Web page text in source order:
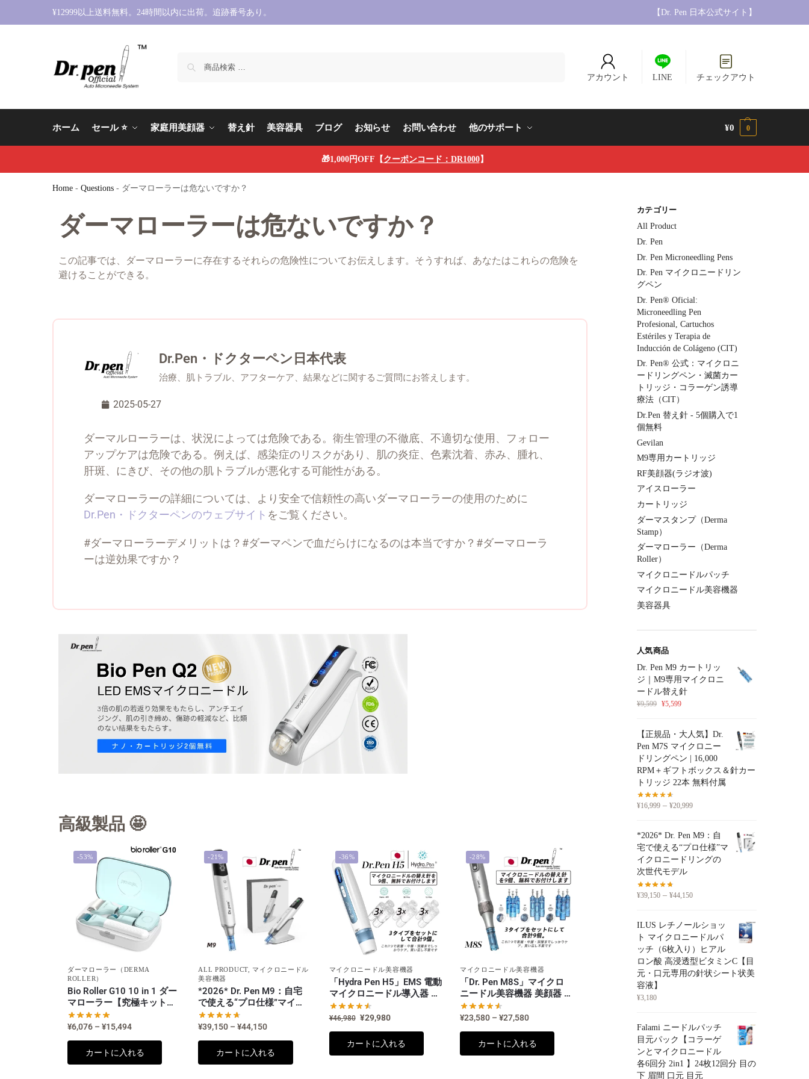
¥12999以上送料無料。24時間以内に出荷。追跡番号あり。 【Dr. Pen 日本公式サイト】
アカウント LINE チェックアウト
ホーム セール ⭐️ 家庭用美顔器 替え針 美容器具 ブログ お知らせ お問い合わせ 他のサポート ¥0 0
🎁1,000円OFF【 クーポンコード：DR1000】
Home - Questions - ダーマローラーは危ないですか？
ダーマローラーは危ないですか？
この記事では、ダーマローラーに存在するそれらの危険性についてお伝えします。そうすれば、あなたはこれらの危険を
避けることができる。
Dr.Pen・ドクターペン日本代表
治療、肌トラブル、アフターケア、結果などに関するご質問にお答えします。
2025-05-27
ダーマルローラーは、状況によっては危険である。衛生管理の不徹底、不適切な使用、フォロー
アップケアは危険である。例えば、感染症のリスクがあり、肌の炎症、色素沈着、赤み、腫れ、
肝斑、にきび、その他の肌トラブルが悪化する可能性がある。
ダーマローラーの詳細については、より安全で信頼性の高いダーマローラーの使用のために
Dr.Pen・ドクターペンのウェブサイト をご覧ください。
#ダーマローラーデメリットは？#ダーマペンで血だらけになるのは本当ですか？#ダーマローラ
ーは逆効果ですか？
高級製品 🤩
-53%
ダーマローラー（DERMA
ROLLER）
Bio Roller G10 10 in 1 ダー
マローラー【究極キット＆
針長0.25/0.5/1.5mm】
¥6,076 – ¥15,494
カートに入れる
-21%
ALL PRODUCT
マイクロニードル
美容機器
*2026* Dr. Pen M9：自宅
で使える“プロ仕様”マイク
ロニードリングの次世代モ
デル
¥39,150 –¥44,150
カートに入れる
-36%
マイクロニードル美容機器
「Hydra Pen H5」EMS 電動
マイクロニードル導入器 ✿
最新の電流マイクロニード
ル美容機器
¥46,980 ¥29,980
カートに入れる
-28%
マイクロニードル美容機器
「Dr. Pen M8S」マイクロ
ニードル美容機器 美顔器 ✿
更新版 電動ダーマスタンプ
¥23,580 – ¥27,580
カートに入れる
カテゴリー
All Product
Dr. Pen
Dr. Pen Microneedling Pens
Dr. Pen マイクロニードリン
グペン
Dr. Pen® Oficial:
Microneedling Pen
Profesional, Cartuchos
Estériles y Terapia de
Inducción de Colágeno (CIT)
Dr. Pen® 公式：マイクロニ
ードリングペン・滅菌カー
トリッジ・コラーゲン誘導
療法（CIT）
Dr.Pen 替え針 - 5個購入で1
個無料
Gevilan
M9専用カートリッジ
RF美顔器(ラジオ波)
アイスローラー
カートリッジ
ダーマスタンプ（Derma
Stamp）
ダーマローラー（Derma
Roller）
マイクロニードルパッチ
マイクロニードル美容機器
美容器具
人気商品
Dr. Pen M9 カートリッ
ジ｜M9専用マイクロニ
ードル替え針
¥9,599 ¥5,599
【正規品・大人気】Dr.
Pen M7S マイクロニー
ドリングペン | 16,000
RPM＋ギフトボックス＆針カー
トリッジ 22本 無料付属
¥16,999 –¥20,999
*2026* Dr. Pen M9：自
宅で使える“プロ仕様”マ
イクロニードリングの
次世代モデル
¥39,150 –¥44,150
ILUS レチノールショッ
ト マイクロニードルパ
ッチ（6枚入り）ヒアル
ロン酸 高浸透型ビタミンC【目
元・口元専用の針状シート状美
容液】
¥3,180
Falami ニードルパッチ
目元パック【コラーゲ
ンとマイクロニードル
各6回分 2in1 】24枚12回分 目の
下 眉間 口元 目元